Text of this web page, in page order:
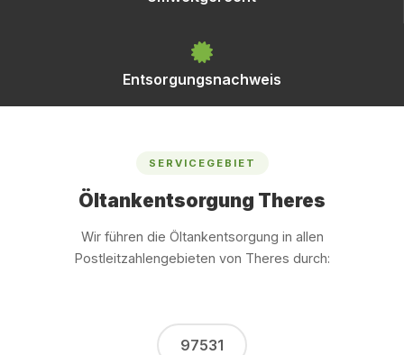
Entsorgungsnachweis
SERVICEGEBIET
Öltankentsorgung Theres
Wir führen die Öltankentsorgung in allen
Postleitzahlengebieten von Theres durch:
97531